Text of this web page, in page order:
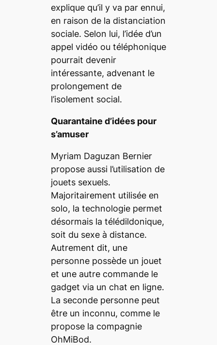
explique qu’il y va par ennui,
en raison de la distanciation
sociale. Selon lui, l’idée d’un
appel vidéo ou téléphonique
pourrait devenir
intéressante, advenant le
prolongement de
l’isolement social.
Quarantaine d’idées pour
s’amuser
Myriam Daguzan Bernier
propose aussi l’utilisation de
jouets sexuels.
Majoritairement utilisée en
solo, la technologie permet
désormais la télédildonique,
soit du sexe à distance.
Autrement dit, une
personne possède un jouet
et une autre commande le
gadget via un chat en ligne.
La seconde personne peut
être un inconnu, comme le
propose la compagnie
OhMiBod.